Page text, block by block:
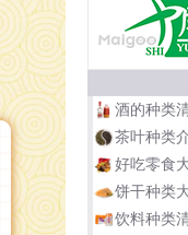
酒的种类
茶叶种类
好吃零食
饼干种类
饮料种类